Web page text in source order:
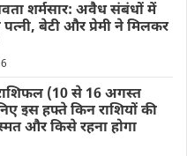
शर्मसार: अवैध संबंधों में
पत्नी, बेटी और प्रेमी ने मिलकर
(10 से 16 अगस्त
इस हफ्ते किन राशियों की
और किसे रहना होगा